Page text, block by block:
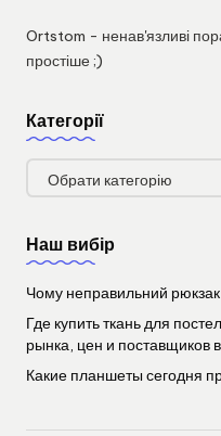
Ortstom - ненав'язливі
простіше ;)
Категорії
Категорії
Наш вибір
Чому неправильний рюкзак
Где купить ткань для
рынка, цен и поставщиков
Какие планшеты сегодня